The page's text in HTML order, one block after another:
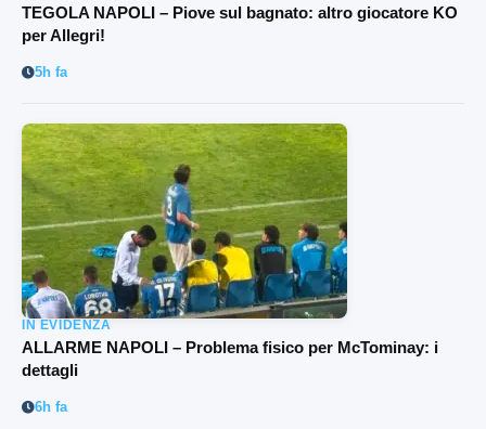
TEGOLA NAPOLI – Piove sul bagnato: altro giocatore KO
per Allegri!
5h fa
IN EVIDENZA
ALLARME NAPOLI – Problema fisico per McTominay: i
dettagli
6h fa